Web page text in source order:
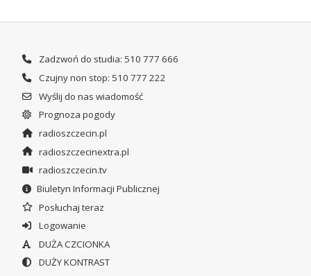
Zadzwoń do studia: 510 777 666
Czujny non stop: 510 777 222
Wyślij do nas wiadomość
Prognoza pogody
radioszczecin.pl
radioszczecinextra.pl
radioszczecin.tv
Biuletyn Informacji Publicznej
Posłuchaj teraz
Logowanie
DUŻA CZCIONKA
DUŻY KONTRAST